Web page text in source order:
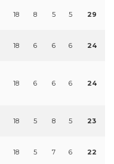
18 8 5 5 29
18 6 6 6 24
18 6 6 6 24
18 5 8 5 23
18 5 7 6 22